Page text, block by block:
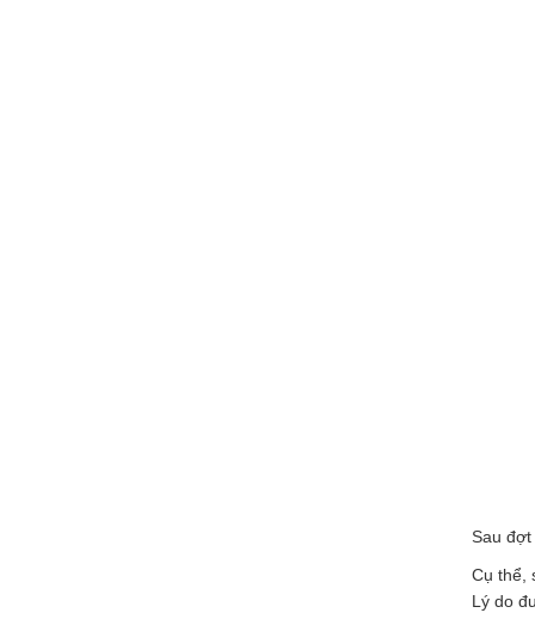
Sau
Cụ thể,
Lý do